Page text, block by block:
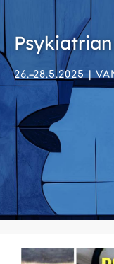
26.–28.5.2025 |